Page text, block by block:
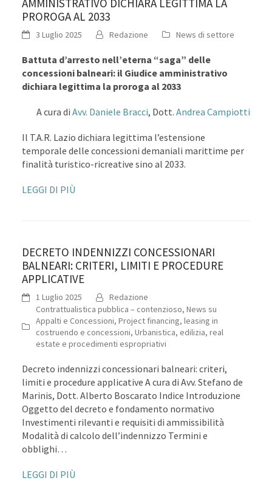
PROROGA AL 2033
3 Luglio 2025 Redazione News di settore
Battuta d’arresto nell’eterna “saga” delle
concessioni balneari: il Giudice amministrativo
dichiara legittima la proroga al 2033
A cura diAvv. Daniele Bracci, Dott.Andrea Campiotti
Il T.A.R. Lazio dichiara legittima l’estensione
temporale delle concessioni demaniali marittime per
finalità turistico-ricreative sino al 2033.
LEGGI DI PIÙ
DECRETO INDENNIZZI CONCESSIONARI
BALNEARI: CRITERI, LIMITI E PROCEDURE
APPLICATIVE
1 Luglio 2025
Redazione
Contrattualistica pubblica – contenzioso, News su
Appalti e Concessioni, Project financing, leasing in
costruendo e concessioni, Urbanistica, edilizia, real
estate e procedimenti espropriativi
Decreto indennizzi concessionari balneari: criteri,
limiti e procedure applicative A cura di Avv. Stefano de
Marinis, Dott. Alberto Boscarato Indice Introduzione
Oggetto del decreto e fondamento normativo
Investimenti rilevanti e requisiti di ammissibilità
Modalità di calcolo dell’indennizzo Termini e
obblighi…
LEGGI DI PIÙ